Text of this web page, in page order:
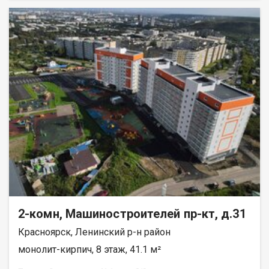
доступность до других районов города. Близость знаковых
мест отдыха, досуга и развлечений - заповедник «Столбы»,
Фанпарк «Бобровый лог» и парк флоры и фауны «Роев ручей».
Благоустроенная набережная протяженностью 1450 метров
вдоль реки Енисей и 500 метров вдоль реки Базаиха с
организованными спусками к воде и остановкой речного
пассажирского транспорта возле ледовой арены. Сеть
пешеходных и велосипедно-роликовых дорожек по всему
району. Бесшумные современные лифты. Наземные
автостоянки на 175 и 297 машино-мест.
2-комн, Машиностроителей пр-кт, д.31
Красноярск, Ленинский р-н район
монолит-кирпич, 8 этаж, 41.1 м²